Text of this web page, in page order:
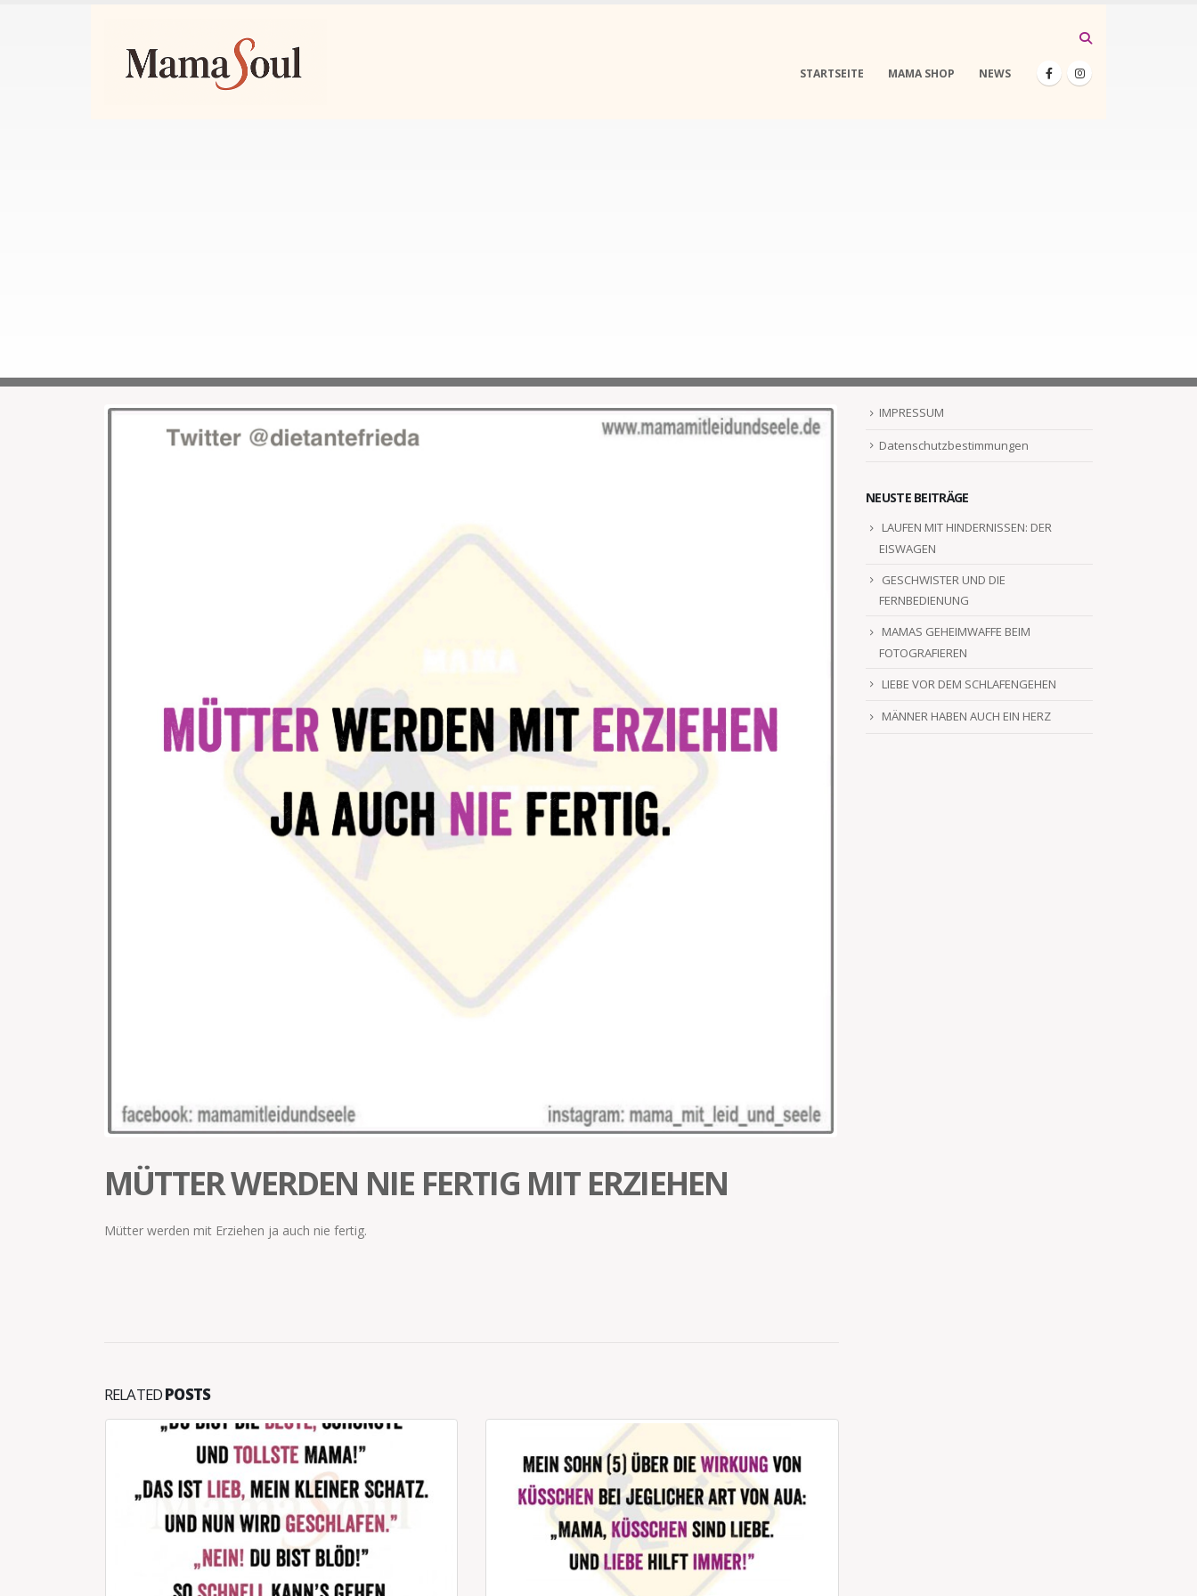
STARTSEITE MAMA SHOP NEWS
MÜTTER WERDEN NIE FERTIG MIT ERZIEHEN
Mütter werden mit Erziehen ja auch nie fertig.
RELATEDPOSTS
IMPRESSUM
Datenschutzbestimmungen
NEUSTE BEITRÄGE
LAUFEN MIT HINDERNISSEN: DER
EISWAGEN
GESCHWISTER UND DIE
FERNBEDIENUNG
MAMAS GEHEIMWAFFE BEIM
FOTOGRAFIEREN
LIEBE VOR DEM SCHLAFENGEHEN
MÄNNER HABEN AUCH EIN HERZ